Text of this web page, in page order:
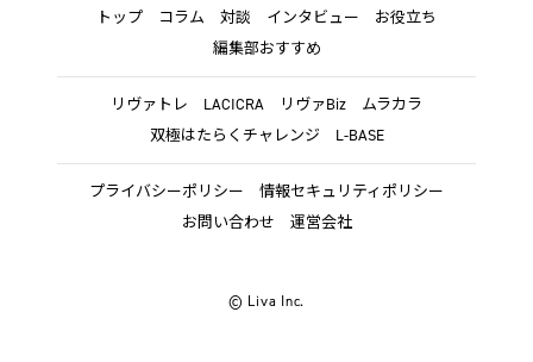
トップ コラム 対談 インタビュー
お役立ち
編集部おすすめ
リヴァトレ LACICRA リヴァBiz
ムラカラ
双極はたらくチャレンジ
L-BASE
プライバシーポリシー
情報セキュリティポリシー
お問い合わせ
運営会社
© Liva Inc.